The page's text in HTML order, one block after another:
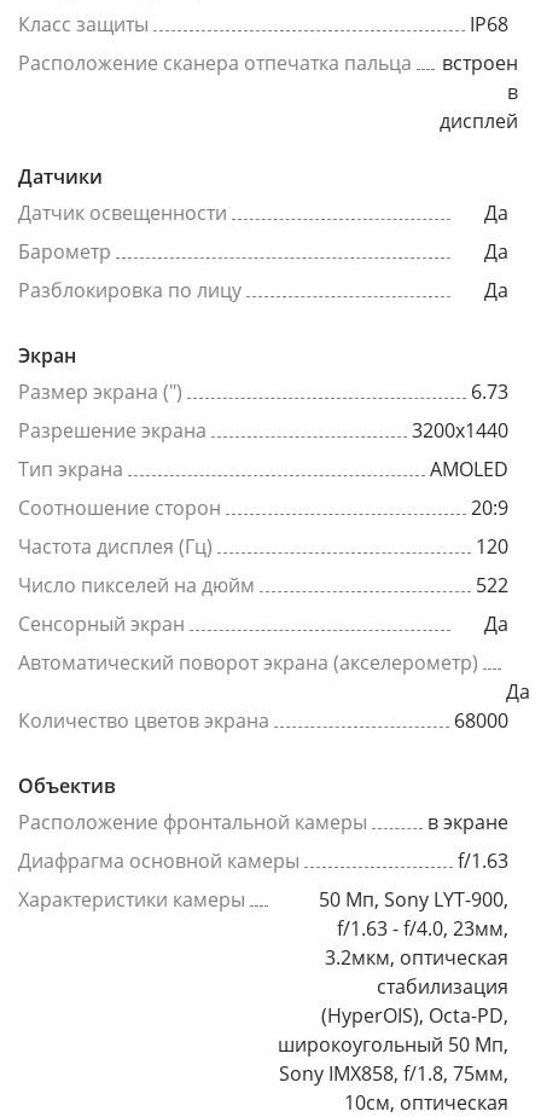
Класс защиты
IP68
Расположение сканера отпечатка пальца
встроен
в
дисплей
Датчики
Датчик освещенности
Да
Барометр
Да
Разблокировка по лицу
Да
Экран
Размер экрана (")
6.73
Разрешение экрана
3200x1440
Тип экрана
AMOLED
Соотношение сторон
20:9
Частота дисплея (Гц)
120
Число пикселей на дюйм
522
Сенсорный экран
Да
Автоматический поворот экрана (акселерометр)
Да
Количество цветов экрана
68000
Объектив
Расположение фронтальной камеры
в экране
Диафрагма основной камеры
f/1.63
Характеристики камеры
50 Мп, Sony LYT-900,
f/1.63 - f/4.0, 23мм,
3.2мкм, оптическая
стабилизация
(HyperOIS), Octa-PD,
широкоугольный 50 Мп,
Sony IMX858, f/1.8, 75мм,
10см, оптическая